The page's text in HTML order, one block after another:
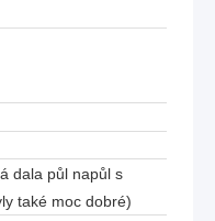
dala půl napůl s
také moc dobré)